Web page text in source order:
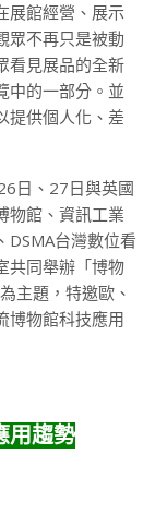
展館經營、展示
眾不再只是被動
看見展品的全新
中的一部分。並
提供個人化、差
日、27日與英國
物館、資訊工業
DSMA台灣數位看
共同舉辦「博物
主題，特邀歐、
博物館科技應用
用趨勢